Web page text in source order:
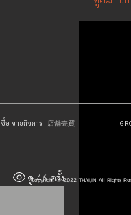
ดู 46 ครั้ง
ซื้อ-ขายกิจการ | 店舗売買
Copyright © 2022 THAIJIN All Rights